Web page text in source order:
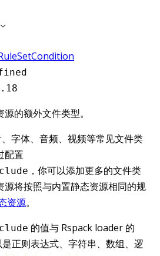
的额外文件类型。
字体、音频、视频等常见文件类
配置
，你可以添加更多的文件类
源将按照与内置静态资源相同的规
资源。
的值与 Rspack loader 的
正则表达式、字符串、数组、逻